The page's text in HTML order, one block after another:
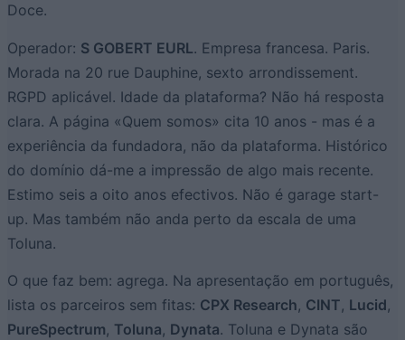
Doce.
Operador: S GOBERT EURL. Empresa francesa. Paris.
Morada na 20 rue Dauphine, sexto arrondissement.
RGPD aplicável. Idade da plataforma? Não há resposta
clara. A página «Quem somos» cita 10 anos - mas é a
experiência da fundadora, não da plataforma. Histórico
do domínio dá-me a impressão de algo mais recente.
Estimo seis a oito anos efectivos. Não é garage start-
up. Mas também não anda perto da escala de uma
Toluna.
O que faz bem: agrega. Na apresentação em português,
lista os parceiros sem fitas: CPX Research, CINT, Lucid,
PureSpectrum, Toluna, Dynata. Toluna e Dynata são